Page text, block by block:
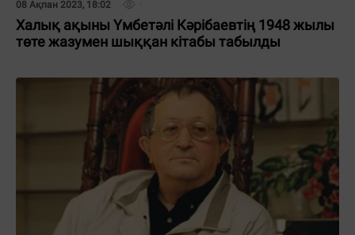
08 Ақпан 2023, 18:02
Халық ақыны Үмбетәлі Кәрібаевтің 1948 жылы
төте жазумен шыққан кітабы табылды